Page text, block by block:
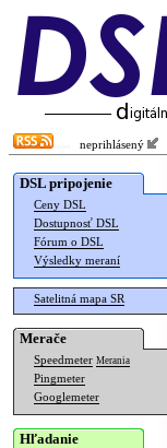
neprihlásený
DSL pripojenie
Ceny DSL
Dostupnosť DSL
Fórum o DSL
Výsledky meraní
Satelitná mapa SR
Merače
Speedmeter Merania
Pingmeter
Googlemeter
Hľadanie